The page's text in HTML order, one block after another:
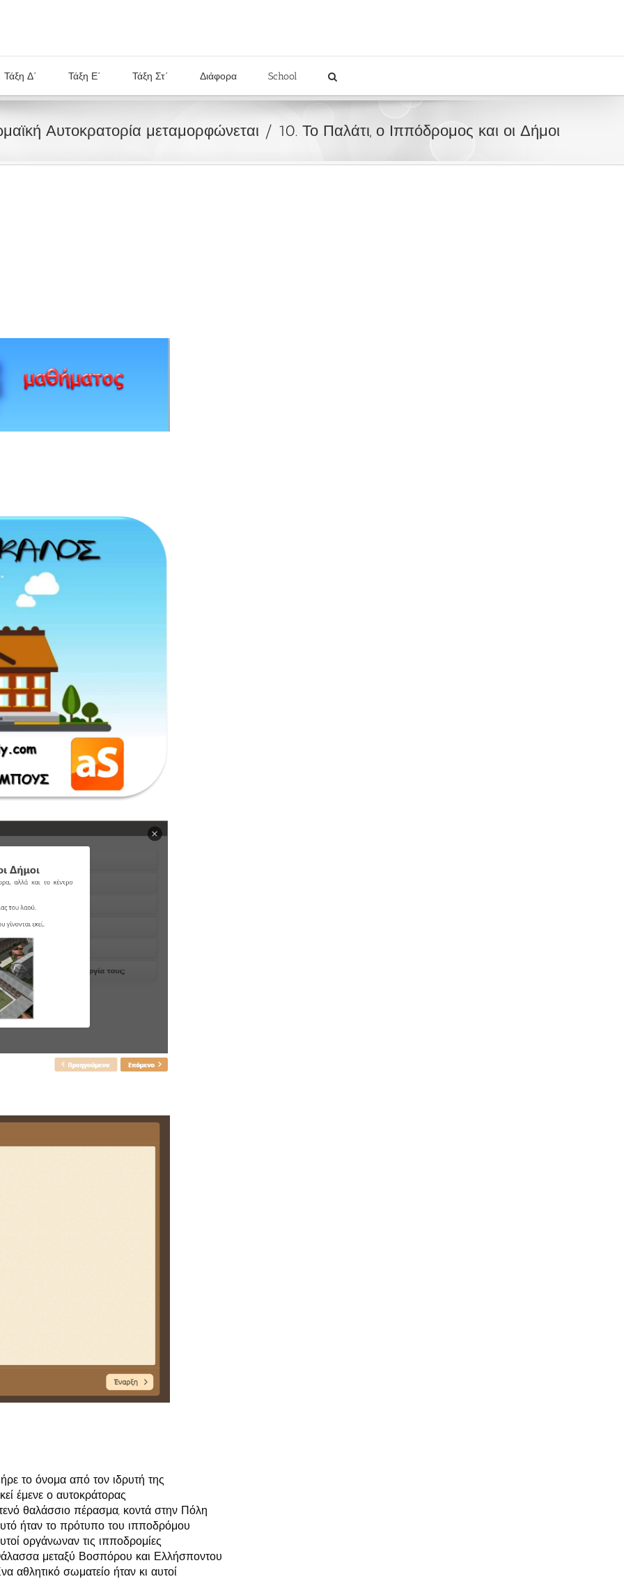
Τάξη Δ΄ Τάξη Ε΄ Τάξη Στ΄ Διάφορα School
Αυτοκρατορία μεταμορφώνεται 10. Το Παλάτι, ο Ιππόδρομος και οι Δήμοι
το όνομα από τον ιδρυτή της
έμενε ο αυτοκράτορας
θαλάσσιο πέρασμα, κοντά στην Πόλη
ήταν το πρότυπο του ιπποδρόμου
οργάνωναν τις ιπποδρομίες
μεταξύ Βοσπόρου και Ελλήσποντου
αθλητικό σωματείο ήταν κι αυτοί